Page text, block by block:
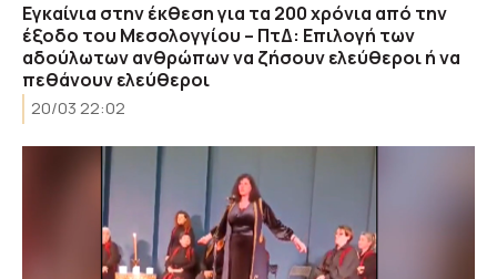
Εγκαίνια στην έκθεση για τα 200 χρόνια από την
έξοδο του Μεσολογγίου – ΠτΔ: Επιλογή των
αδούλωτων ανθρώπων να ζήσουν ελεύθεροι ή να
πεθάνουν ελεύθεροι
20/03 22:02